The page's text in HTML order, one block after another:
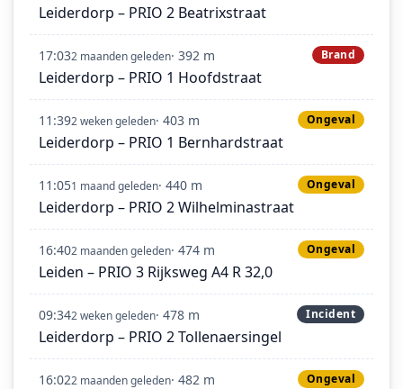
Leiderdorp – PRIO 2 Beatrixstraat
17:032 maanden geleden· 392 m Brand
Leiderdorp – PRIO 1 Hoofdstraat
11:392 weken geleden· 403 m Ongeval
Leiderdorp – PRIO 1 Bernhardstraat
11:051 maand geleden· 440 m Ongeval
Leiderdorp – PRIO 2 Wilhelminastraat
16:402 maanden geleden· 474 m Ongeval
Leiden – PRIO 3 Rijksweg A4 R 32,0
09:342 weken geleden· 478 m Incident
Leiderdorp – PRIO 2 Tollenaersingel
16:022 maanden geleden· 482 m Ongeval